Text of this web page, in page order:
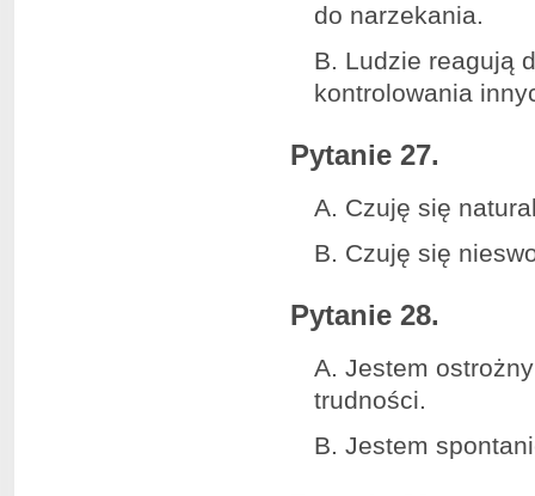
do narzekania.
B. Ludzie reagują
kontrolowania
Pytanie 27.
A. Czuję się
B. Czuję się
Pytanie 28.
A. Jestem
trudności.
B. Jestem